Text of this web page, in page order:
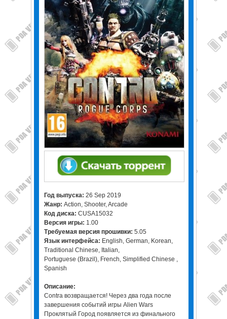
Год выпуска: 26 Sep 2019
Жанр: Action, Shooter, Arcade
Код диска: CUSA15032
Версия игры: 1.00
Требуемая версия прошивки: 5.05
Язык интерфейса: English, German, Korean,
Traditional Chinese, Italian,
Portuguese (Brazil), French, Simplified Chinese ,
Spanish
Описание:
Contra возвращается! Через два года после
завершения событий игры Alien Wars
Проклятый Город появляется из финального